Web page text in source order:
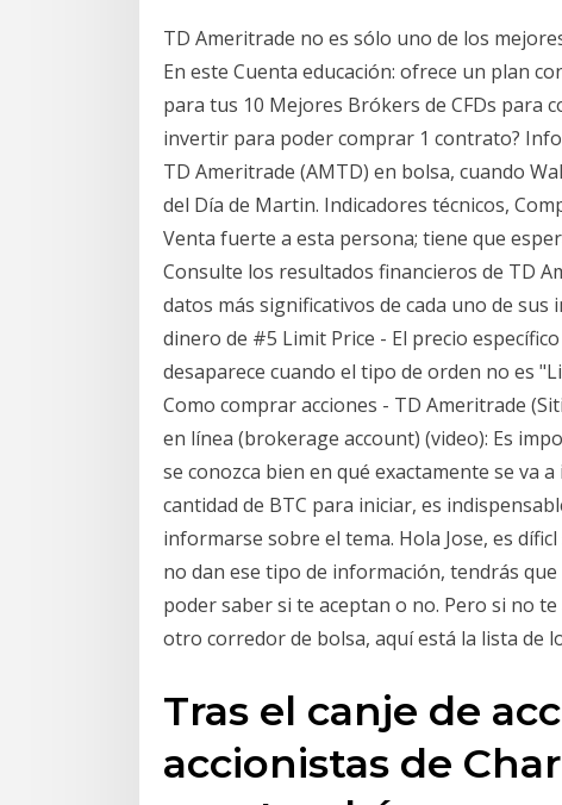
TD Ameritrade no es sólo uno de los
En este Cuenta educación: ofrece un plan
para tus 10 Mejores Brókers de CFDs para
invertir para poder comprar 1 contrato?
TD Ameritrade (AMTD) en bolsa, cuando
del Día de Martin. Indicadores técnicos,
Venta fuerte a esta persona; tiene que
Consulte los resultados financieros de TD
datos más significativos de cada uno de
dinero de #5 Limit Price - El precio
desaparece cuando el tipo de orden no es
Como comprar acciones - TD Ameritrade
en línea (brokerage account) (video): Es
se conozca bien en qué exactamente se va
cantidad de BTC para iniciar, es
informarse sobre el tema. Hola Jose, es
no dan ese tipo de información, tendrás
poder saber si te aceptan o no. Pero si no
otro corredor de bolsa, aquí está la lista de
Tras el canje de
accionistas de